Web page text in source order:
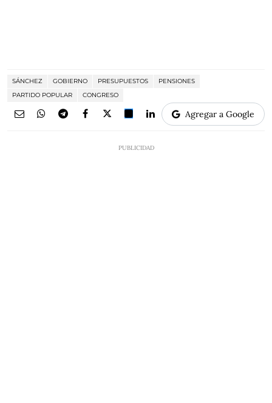
SÁNCHEZ GOBIERNO PRESUPUESTOS
PENSIONES
PARTIDO POPULAR
CONGRESO
Agregar a Google